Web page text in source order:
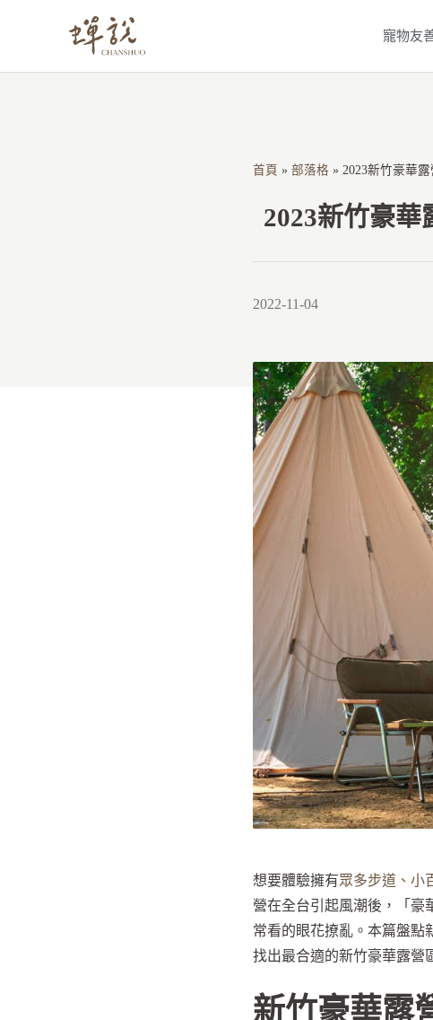
主
寵物友
首頁 » 部落格 » 2023新竹豪華
2023新竹豪
2022-11-04
想要體驗擁有眾多步道、小
營在全台引起風潮後，「豪
常看的眼花撩亂。本篇盤點
找出最合適的新竹豪華露營
新竹豪華露